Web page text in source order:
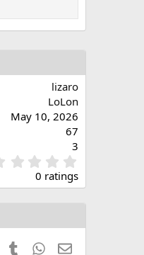
lizaro
LoLon
May 10, 2026
67
3
.
0
t
0 ratings
PinterestTumblr WhatsApp
Email